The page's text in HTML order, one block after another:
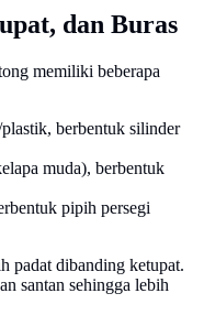
dan Buras
memiliki beberapa
berbentuk silinder
muda), berbentuk
pipih persegi
padat dibanding ketupat.
santan sehingga lebih